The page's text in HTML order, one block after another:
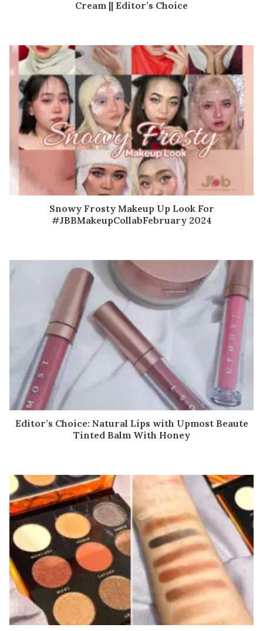
Cream || Editor’s Choice
Snowy Frosty Makeup Up Look For
#JBBMakeupCollabFebruary 2024
Editor’s Choice: Natural Lips with Upmost Beaute
Tinted Balm With Honey